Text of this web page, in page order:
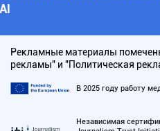
АI
Рекламные материалы
рекламы" и "Политическая
В 2025 году работу
Независимая